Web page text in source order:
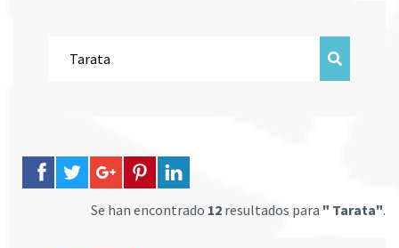
Se han encontrado 12 resultados para " Tarata".